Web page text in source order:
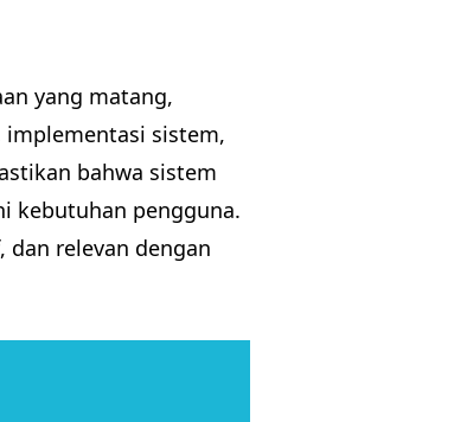
yang matang,
implementasi sistem,
bahwa sistem
kebutuhan pengguna.
relevan dengan